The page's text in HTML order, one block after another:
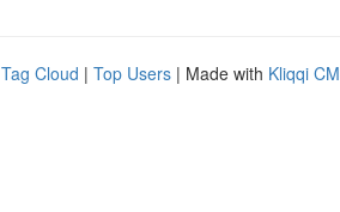
Tag Cloud | Top Users | Made with Kliqqi